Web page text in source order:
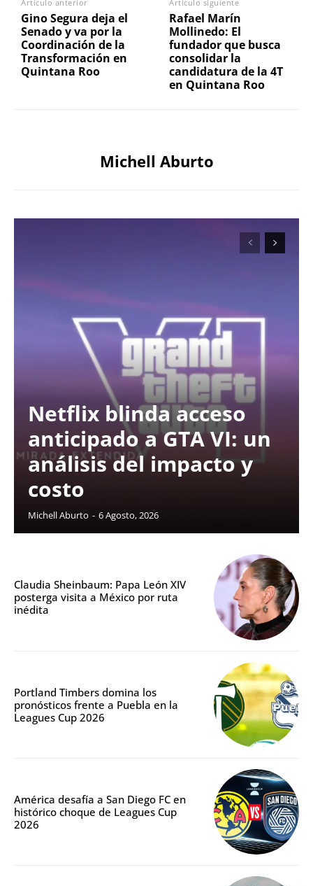
Artículo anterior
Gino Segura deja el
Senado y va por la
Coordinación de la
Transformación en
Quintana Roo
Artículo siguiente
Rafael Marín
Mollinedo: El
fundador que busca
consolidar la
candidatura de la 4T
en Quintana Roo
Michell Aburto
Netflix blinda acceso
anticipado a GTA VI: un
análisis del impacto y
costo
Michell Aburto - 6 Agosto, 2026
Claudia Sheinbaum: Papa León XIV
posterga visita a México por ruta
inédita
Portland Timbers domina los
pronósticos frente a Puebla en la
Leagues Cup 2026
América desafía a San Diego FC en
histórico choque de Leagues Cup
2026